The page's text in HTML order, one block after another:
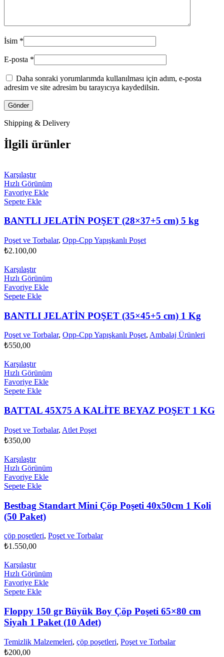
İsim *
E-posta *
Daha sonraki yorumlarımda kullanılması için adım, e-posta
adresim ve site adresim bu tarayıcıya kaydedilsin.
Shipping & Delivery
İlgili ürünler
Karşılaştır
Hızlı Görünüm
Favoriye Ekle
Sepete Ekle
BANTLI JELATİN POŞET (28×37+5 cm) 5 kg
Poşet ve Torbalar, Opp-Cpp Yapışkanlı Poşet
₺2.100,00
Karşılaştır
Hızlı Görünüm
Favoriye Ekle
Sepete Ekle
BANTLI JELATİN POŞET (35×45+5 cm) 1 Kg
Poşet ve Torbalar, Opp-Cpp Yapışkanlı Poşet, Ambalaj Ürünleri
₺550,00
Karşılaştır
Hızlı Görünüm
Favoriye Ekle
Sepete Ekle
BATTAL 45X75 A KALİTE BEYAZ POŞET 1 KG
Poşet ve Torbalar, Atlet Poşet
₺350,00
Karşılaştır
Hızlı Görünüm
Favoriye Ekle
Sepete Ekle
Bestbag Standart Mini Çöp Poşeti 40x50cm 1 Koli
(50 Paket)
çöp poşetleri, Poşet ve Torbalar
₺1.550,00
Karşılaştır
Hızlı Görünüm
Favoriye Ekle
Sepete Ekle
Floppy 150 gr Büyük Boy Çöp Poşeti 65×80 cm
Siyah 1 Paket (10 Adet)
Temizlik Malzemeleri, çöp poşetleri, Poşet ve Torbalar
₺200,00